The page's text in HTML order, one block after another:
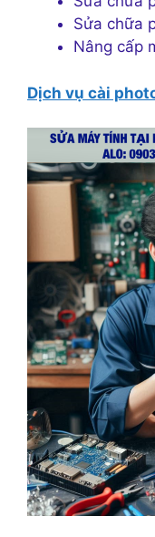
Sửa chữa
Nâng cấp
Dịch vụ cài